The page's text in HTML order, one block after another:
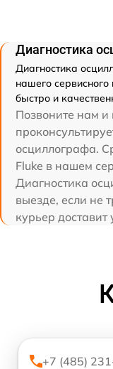
Диагностика
Диагностика
нашего
быстро и
Позвоните нам и
осциллографа.
Fluke в нашем
Диагностика
выезде, если не
курьер доставит
+7 (485)